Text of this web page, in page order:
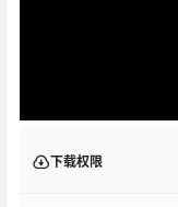
下载权限